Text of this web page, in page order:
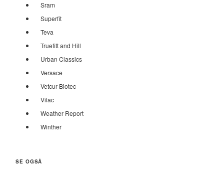
Sram
Superfit
Teva
Truefitt and Hill
Urban Classics
Versace
Vetcur Biotec
Vilac
Weather Report
Winther
SE OGSÅ